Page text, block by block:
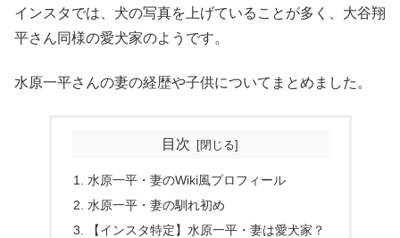
インスタでは、犬の写真を上げていることが多く、大谷翔
平さん同様の愛犬家のようです。
水原一平さんの妻の経歴や子供についてまとめました。
目次
水原一平・妻のWiki風プロフィール
水原一平・妻の馴れ初め
【インスタ特定】水原一平・妻は愛犬家？